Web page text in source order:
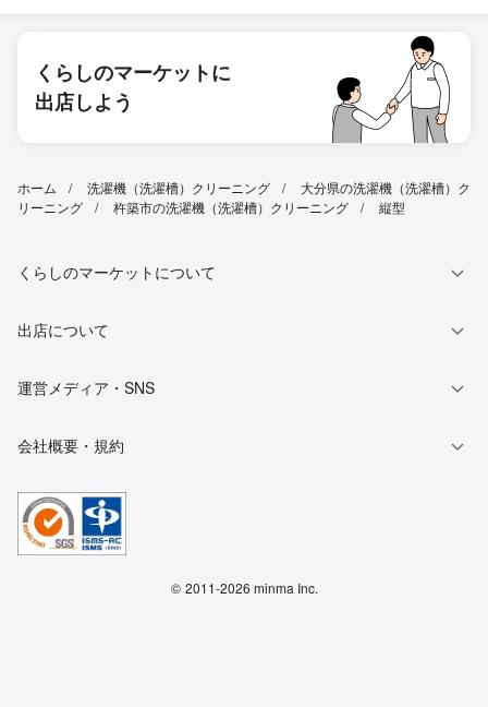
くらしのマーケットに
出店しよう
ホーム 洗濯機（洗濯槽）クリーニング
大分県の洗濯機（洗濯槽）ク
リーニング
杵築市の洗濯機（洗濯槽）クリーニング 縦型
くらしのマーケットについて
出店について
運営メディア・SNS
会社概要・規約
© 2011-2026 minma Inc.